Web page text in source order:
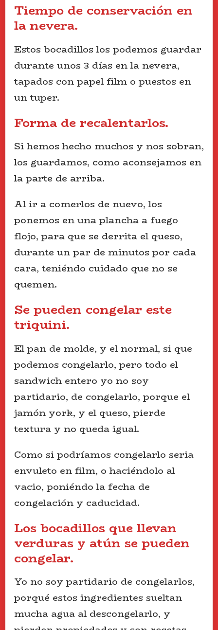
Tiempo de conservación en
la nevera.
Estos bocadillos los podemos guardar
durante unos 3 días en la nevera,
tapados con papel film o puestos en
un tuper.
Forma de recalentarlos.
Si hemos hecho muchos y nos sobran,
los guardamos, como aconsejamos en
la parte de arriba.
Al ir a comerlos de nuevo, los
ponemos en una plancha a fuego
flojo, para que se derrita el queso,
durante un par de minutos por cada
cara, teniéndo cuidado que no se
quemen.
Se pueden congelar este
triquini.
El pan de molde, y el normal, si que
podemos congelarlo, pero todo el
sandwich entero yo no soy
partidario, de congelarlo, porque el
jamón york, y el queso, pierde
textura y no queda igual.
Como si podríamos congelarlo seria
envuleto en film, o haciéndolo al
vacio, poniéndo la fecha de
congelación y caducidad.
Los bocadillos que llevan
verduras y atún se pueden
congelar.
Yo no soy partidario de congelarlos,
porqué estos ingredientes sueltan
mucha agua al descongelarlo, y